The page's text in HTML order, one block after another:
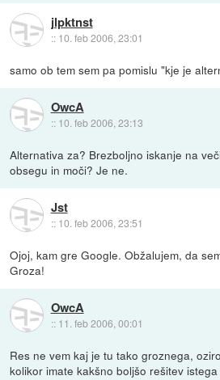
jlpktnst
:: 10. feb 2006, 23:01
samo ob tem sem pa pomislu "kje je
OwcA
:: 10. feb 2006, 23:13
Alternativa za? Brezboljno iskanje na
obsegu in moči? Je ne.
Jst
:: 10. feb 2006, 23:51
Ojoj, kam gre Google. Obžalujem, da
Groza!
OwcA
:: 11. feb 2006, 00:01
Res ne vem kaj je tu tako groznega,
kolikor imate kakšno boljšo rešitev